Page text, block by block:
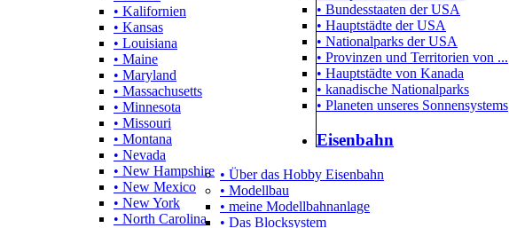
• Kalifornien
• Kansas
• Louisiana
• Maine
• Maryland
• Massachusetts
• Minnesota
• Missouri
• Montana
• Nevada
• New Hampshire
• New Mexico
• New York
• North Carolina
• Bundesstaaten der USA
• Hauptstädte der USA
• Nationalparks der USA
• Provinzen und Territorien von ...
• Hauptstädte von Kanada
• kanadische Nationalparks
• Planeten unseres Sonnensystems
Eisenbahn
• Über das Hobby Eisenbahn
• Modellbau
• meine Modellbahnanlage
• Das Blocksystem